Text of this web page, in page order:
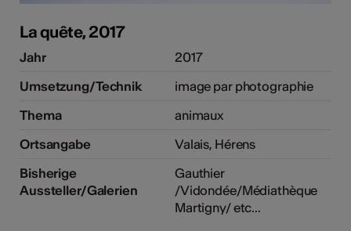
La quête, 2017
Jahr
2017
Umsetzung/Technik
image par photographie
Thema
animaux
Ortsangabe
Valais, Hérens
Bisherige
Aussteller/Galerien
Gauthier
/Vidondée/Médiathèque
Martigny/ etc...